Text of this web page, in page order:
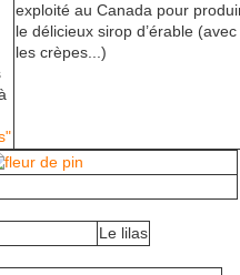
exploité au Canada pour
le délicieux sirop d’érable (avec
les crèpes...)
Le lilas